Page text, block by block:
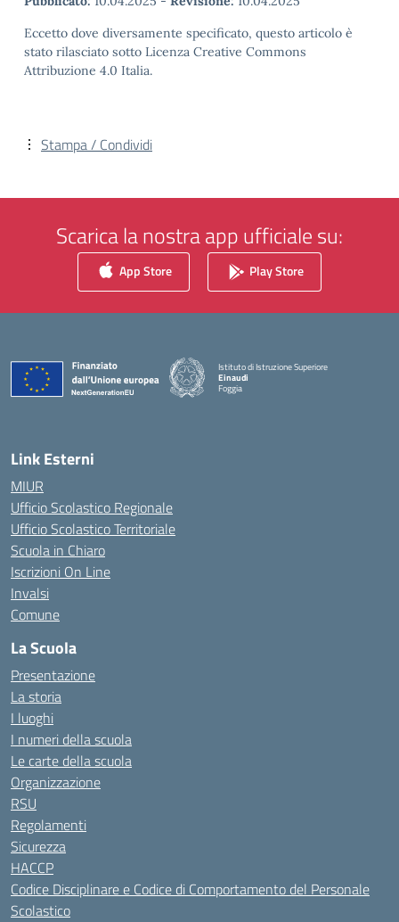
Eccetto dove diversamente specificato, questo articolo è
stato rilasciato sotto Licenza Creative Commons
Attribuzione 4.0 Italia.
Stampa / Condividi
Scarica la nostra app ufficiale su:
App Store Play Store
Istituto di Istruzione Superiore
Einaudi
Foggia
— Visita la pagina iniziale della scuola
Link Esterni
MIUR
Ufficio Scolastico Regionale
Ufficio Scolastico Territoriale
Scuola in Chiaro
Iscrizioni On Line
Invalsi
Comune
La Scuola
Presentazione
La storia
I luoghi
I numeri della scuola
Le carte della scuola
Organizzazione
RSU
Regolamenti
Sicurezza
HACCP
Codice Disciplinare e Codice di Comportamento del Personale
Scolastico